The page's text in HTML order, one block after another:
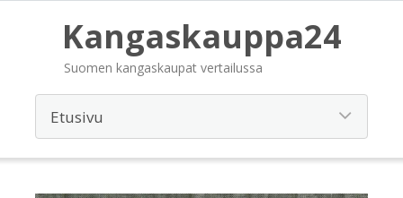
Kangaskauppa24
Suomen kangaskaupat vertailussa